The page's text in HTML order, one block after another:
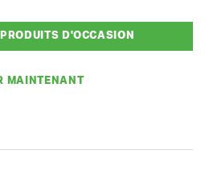
D'OCCASION
MAINTENANT